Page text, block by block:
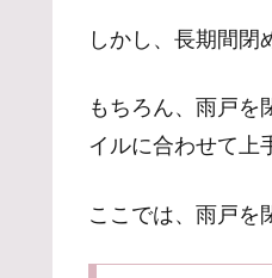
しかし、長期間閉
もちろん、雨戸を
イルに合わせて上
ここでは、雨戸を